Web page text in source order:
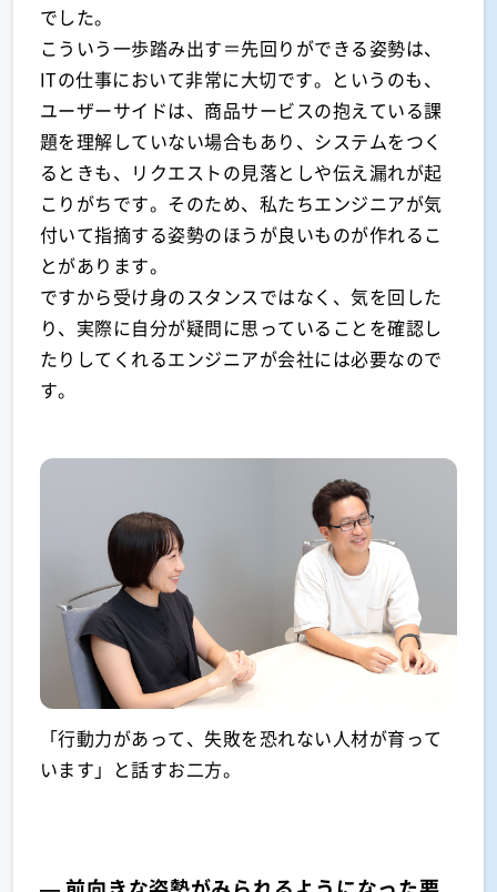
でした。
こういう一歩踏み出す＝先回りができる姿勢は、
ITの仕事において非常に大切です。というのも、
ユーザーサイドは、商品サービスの抱えている課
題を理解していない場合もあり、システムをつく
るときも、リクエストの見落としや伝え漏れが起
こりがちです。そのため、私たちエンジニアが気
付いて指摘する姿勢のほうが良いものが作れるこ
とがあります。
ですから受け身のスタンスではなく、気を回した
り、実際に自分が疑問に思っていることを確認し
たりしてくれるエンジニアが会社には必要なので
す。
「行動力があって、失敗を恐れない人材が育って
います」と話すお二方。